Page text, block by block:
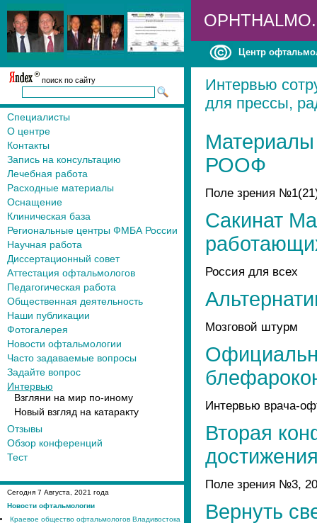
Центр
поиск по сайту
Специалисты
О центре
Контакты
Запись на консультацию
Лечебная работа
Расходные материалы
Оснащение
Клиническая база
Региональные центры ФМБА России
Научная работа
Диссертационный совет
Аттестация офтальмологов
Педагогическая работа
Общественная деятельность
Наши публикации
Фотогалерея
Новости офтальмологии
Часто задаваемые вопросы
Задайте вопрос
Интервью
Взгляни на мир по-иному
Новый взгляд на катаракту
Отзывы
Обзор конференций
Тест
Сегодня 7 Августа, 2021 года
Новости офтальмологии
Краевое общество офтальмологов Владивостока
Интервью
для прессы,
Материалы
РООФ
Поле зрения
Сакинат
Россия для всех
Мозговой штурм
Интервью врача-
Вторая
Поле зрения №3,
Вернуть